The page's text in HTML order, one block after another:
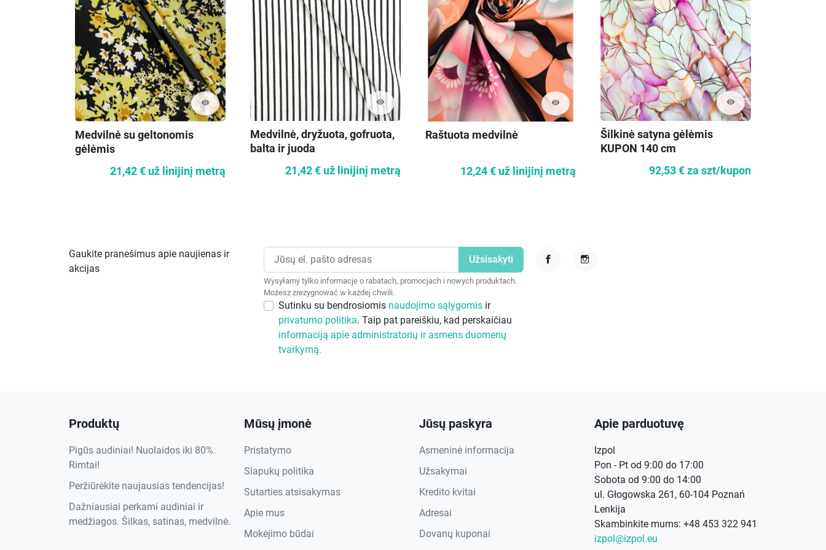
visibility
Medvilnė su geltonomis
gėlėmis
21,42 € už linijinį metrą
visibility
Medvilnė, dryžuota, gofruota,
balta ir juoda
21,42 € už linijinį metrą
visibility
Raštuota medvilnė
12,24 € už linijinį metrą
visibility
Šilkinė satyna gėlėmis
KUPON 140 cm
92,53 €za szt/kupon
Gaukite pranešimus apie naujienas ir
akcijas
Wysyłamy tylko informacje o rabatach, promocjach i nowych produktach.
Możesz zrezygnować w każdej chwili.
Sutinku su bendrosiomis naudojimo sąlygomis ir
privatumo politika. Taip pat pareiškiu, kad perskaičiau
informaciją apie administratorių ir asmens duomenų
tvarkymą.
Produktų
Pigūs audiniai! Nuolaidos iki 80%.
Rimtai!
Peržiūrėkite naujausias tendencijas!
Dažniausiai perkami audiniai ir
medžiagos. Šilkas, satinas, medvilnė.
Mūsų įmonė
Pristatymo
Slapukų politika
Sutarties atsisakymas
Apie mus
Mokėjimo būdai
Jūsų paskyra
Asmeninė informacija
Užsakymai
Kredito kvitai
Adresai
Dovanų kuponai
Apie parduotuvę
Izpol
Pon - Pt od 9:00 do 17:00
Sobota od 9:00 do 14:00
ul. Głogowska 261, 60-104 Poznań
Lenkija
Skambinkite mums: +48 453 322 941
izpol@izpol.eu